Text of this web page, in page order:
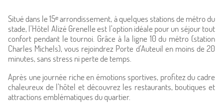
Situé dans le 15ᵉ arrondissement, à quelques stations de métro du
stade, l’Hôtel Alizé Grenelle est l’option idéale pour un séjour tout
confort pendant le tournoi. Grâce à la ligne 10 du métro (station
Charles Michels), vous rejoindrez Porte d’Auteuil en moins de 20
minutes, sans stress ni perte de temps.
Après une journée riche en émotions sportives, profitez du cadre
chaleureux de l’hôtel et découvrez les restaurants, boutiques et
attractions emblématiques du quartier.